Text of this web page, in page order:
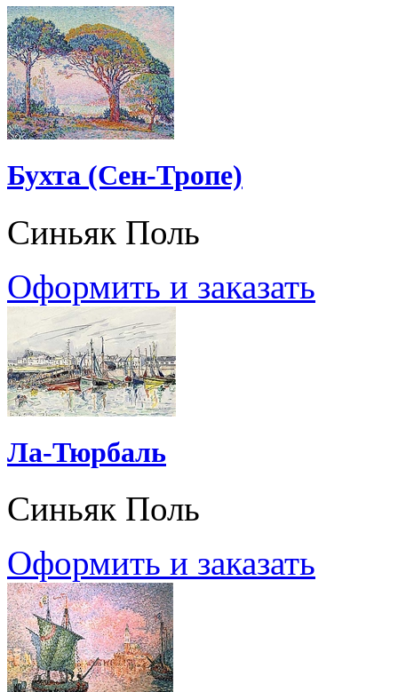
Бухта (Сен-Тропе)
Синьяк Поль
Оформить и заказать
Ла-Тюрбаль
Синьяк Поль
Оформить и заказать